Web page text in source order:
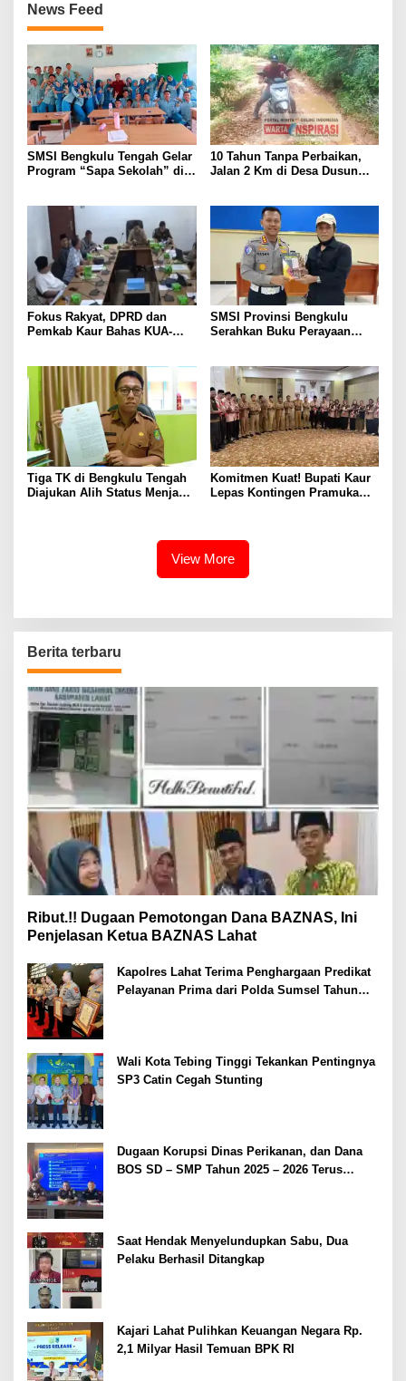
News Feed
SMSI Bengkulu Tengah Gelar
Program “Sapa Sekolah” di
10 Tahun Tanpa Perbaikan,
Jalan 2 Km di Desa Dusun
Fokus Rakyat, DPRD dan
Pemkab Kaur Bahas KUA-
SMSI Provinsi Bengkulu
Serahkan Buku Perayaan
Tiga TK di Bengkulu Tengah
Diajukan Alih Status Menjadi
Komitmen Kuat! Bupati Kaur
Lepas Kontingen Pramuka
View More
Berita terbaru
Ribut.!! Dugaan Pemotongan Dana BAZNAS, Ini
Penjelasan Ketua BAZNAS Lahat
Kapolres Lahat Terima Penghargaan Predikat
Pelayanan Prima dari Polda Sumsel Tahun
Wali Kota Tebing Tinggi Tekankan Pentingnya
SP3 Catin Cegah Stunting
Dugaan Korupsi Dinas Perikanan, dan Dana
BOS SD – SMP Tahun 2025 – 2026 Terus
Saat Hendak Menyelundupkan Sabu, Dua
Pelaku Berhasil Ditangkap
Kajari Lahat Pulihkan Keuangan Negara Rp.
2,1 Milyar Hasil Temuan BPK RI